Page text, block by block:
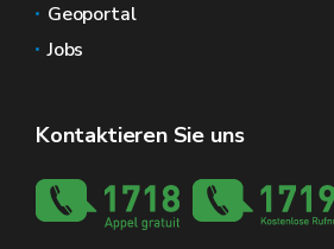
Geoportal
Jobs
Kontaktieren Sie uns